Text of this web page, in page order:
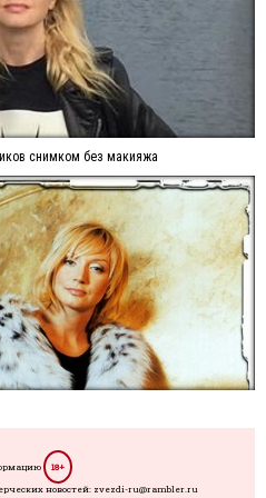
снимком без макияжа
18+
новостей: zvezdi-ru@rambler.ru